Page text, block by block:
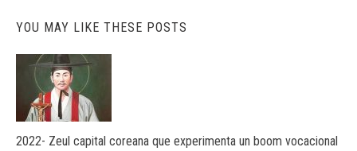
YOU MAY LIKE THESE POSTS
2022- Zeul capital coreana que experimenta un boom vocacional